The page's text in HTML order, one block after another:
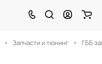
Запчасти и тюнинг ГББ